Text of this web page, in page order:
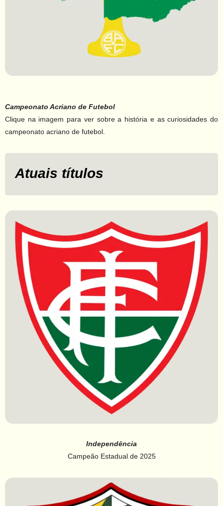
Campeonato Acriano de Futebol
Clique na imagem para ver sobre a história e as curiosidades do
campeonato acriano de futebol.
Atuais títulos
Independência
Campeão Estadual de 2025